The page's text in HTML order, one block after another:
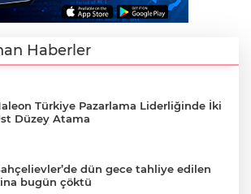
Haberler
Türkiye Pazarlama Liderliğinde İki
Düzey Atama
dün gece tahliye edilen
bugün çöktü